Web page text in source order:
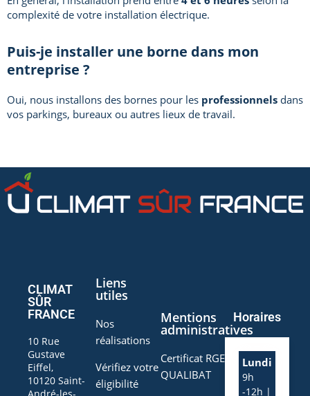
complexité de votre installation électrique.
Puis-je installer une borne dans mon
entreprise ?
Oui, nous installons des bornes pour les professionnels dans
vos parkings, bureaux ou autres lieux de travail.
CLIMAT
SÛR
FRANCE
10 Rue
Gustave
Eiffel,
10120 Saint-
Liens
utiles
Nos
réalisations
Vérifiez votre
éligibilité
Mentions
administratives
Certificat RGE
QUALIBAT
Horaires
Lundi
9h
-12h |